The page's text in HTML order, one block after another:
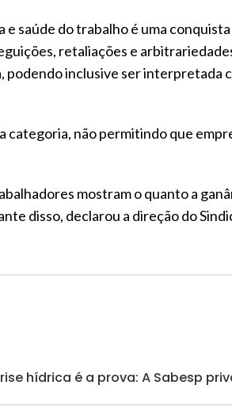
saúde do trabalho é uma conquista
retaliações e
podendo inclusive ser interpretada
categoria, não permitindo que
mostram o quanto a
disso, declarou a direção do
hídrica é a prova: A Sabesp